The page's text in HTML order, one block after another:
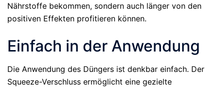
Nährstoffe bekommen, sondern auch länger von den
positiven Effekten profitieren können.
Einfach in der Anwendung
Die Anwendung des Düngers ist denkbar einfach. Der
Squeeze-Verschluss ermöglicht eine gezielte